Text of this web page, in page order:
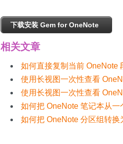
下载安装 Gem for OneNote
相关文章
如何直接复制当前 OneNote
使用长视图一次性查看
使用长视图一次性查看
如何把 OneNote 笔记本从
如何把 OneNote 分区组转换